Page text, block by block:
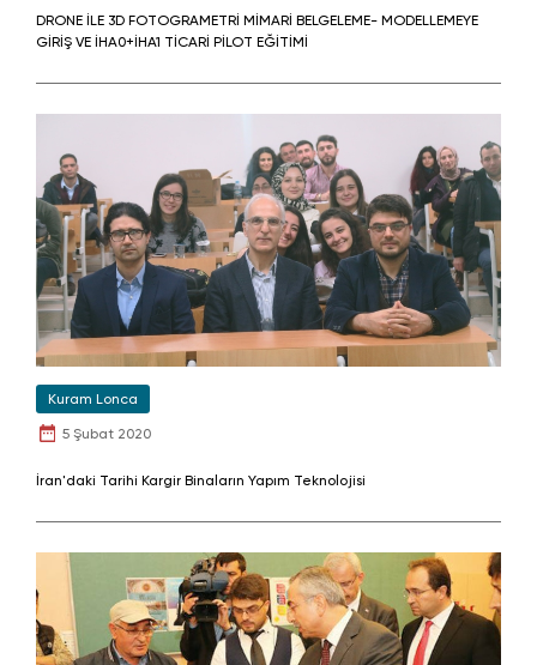
DRONE İLE 3D FOTOGRAMETRİ MİMARİ BELGELEME- MODELLEMEYE
GİRİŞ VE İHA0+İHA1 TİCARİ PİLOT EĞİTİMİ
Kuram Lonca
5 Şubat 2020
İran'daki Tarihi Kargir Binaların Yapım Teknolojisi